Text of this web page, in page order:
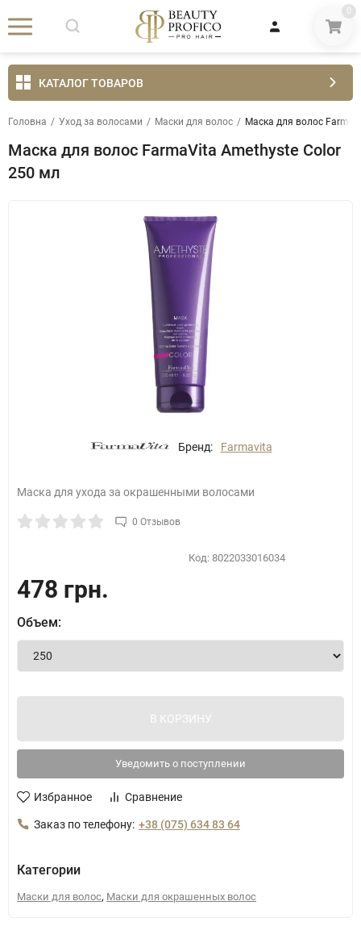
0
КАТАЛОГ ТОВАРОВ
Головна / Уход за волосами / Маски для волос / Маска для волос
Маска для волос FarmaVita Amethyste Color
250 мл
Бренд: Farmavita
Маска для ухода за окрашенными волосами
0 Отзывов
Код: 8022033016034
478 грн.
Объем:
В КОРЗИНУ
Уведомить о поступлении
Избранное Сравнение
Заказ по телефону: +38 (075) 634 83 64
Категории
Маски для волос, Маски для окрашенных волос